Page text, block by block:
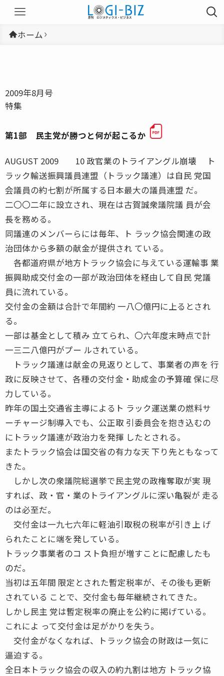
ホーム
2009年8月号
特集
第1部 民主党が勝つと何が起こるか
AUGUST 2009 10 政官業のトライアングル崩壊 ト
ラック輸送振興議員連盟（トラック議連）は自民 党国
会議員の約七割が所属する日本最大の議員連盟 だ。
二〇〇二年に設立され、現在は古賀誠衆議院議 員が会
長を務める。
同議連のメンバーらには毎年、ト ラック協会関連の政
治団体から多額の献金が提供され ている。
各都道府県が地方トラック協会に与えている運輸事 業
振興助成交付金の一部が政治団体を経由して自民 党議
員に流れている。
交付金の金額は合計で年間約 一八〇億円に上るとされ
る。
一部は基金として積み 立てられ、〇六年度末時点で計
一三二八億円がプー ルされている。
トラック議連は献金の見返りとして、事業者の声を 行
政に反映させて、各種の交付金・助成金の予算確 保に尽
力している。
昨年の国土交通省主導によるト ラック運送業の燃料サ
ーチャージ制導入でも、公正取 引委員会を抱き込むの
にトラック議連が政治力を発揮 したとされる。
またトラック協会は国交省の有力な天 下り先ともなって
きた。
しかし次の衆議院総選挙で民主党の政権奪取が実 現
すれば、政・官・業のトライアングルに深い亀裂が 走る
のは必至だ。
交付金は一九七六年に軽油引取税の税率が引き上 げ
られたことに端を発している。
トラック事業者のコ スト負担が増すことに配慮したも
のだ。
当初は五年間 限定とされた暫定税率が、その後も更新
されている ことで、交付金も毎年継続されてきた。
しかし民主 党は暫定税率の廃止を公約に掲げている。
これによ って交付金は足がかりを失う。
交付金がなくなれば、トラック協会の財政は一気に
逼迫する。
全日本トラック協会の収入の約九割は地方 トラック協